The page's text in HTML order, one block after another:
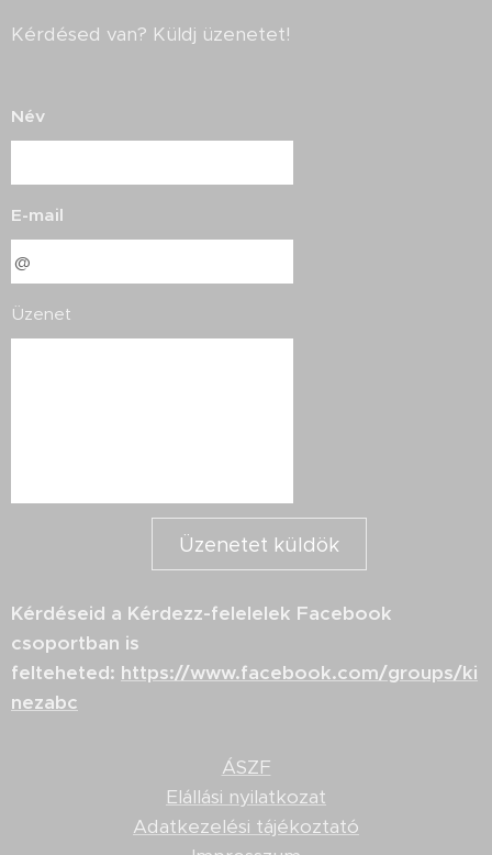
Kérdésed van? Küldj üzenetet!
Név
E-mail
Üzenet
Üzenetet küldök
Kérdéseid a Kérdezz-felelelek Facebook
csoportban is
felteheted: https://www.facebook.com/groups/ki
nezabc
ÁSZF
Elállási nyilatkozat
Adatkezelési tájékoztató